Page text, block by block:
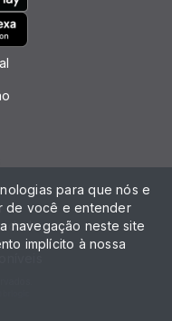
para que nós e
de você e entender
navegação neste site
implícito à nossa